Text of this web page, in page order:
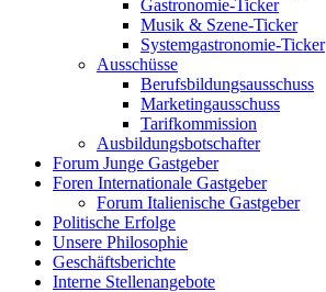
Gastronomie-Ticker
Musik & Szene-Ticker
Systemgastronomie-Ticker
Ausschüsse
Berufsbildungsausschuss
Marketingausschuss
Tarifkommission
Ausbildungsbotschafter
Forum Junge Gastgeber
Foren Internationale Gastgeber
Forum Italienische Gastgeber
Politische Erfolge
Unsere Philosophie
Geschäftsberichte
Interne Stellenangebote